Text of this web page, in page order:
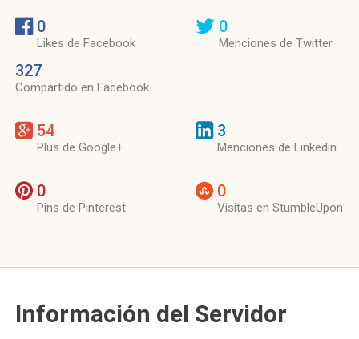
0
Likes de Facebook
327
Compartido en Facebook
0
Menciones de Twitter
54
Plus de Google+
3
Menciones de Linkedin
0
Pins de Pinterest
0
Visitas en StumbleUpon
Información del Servidor